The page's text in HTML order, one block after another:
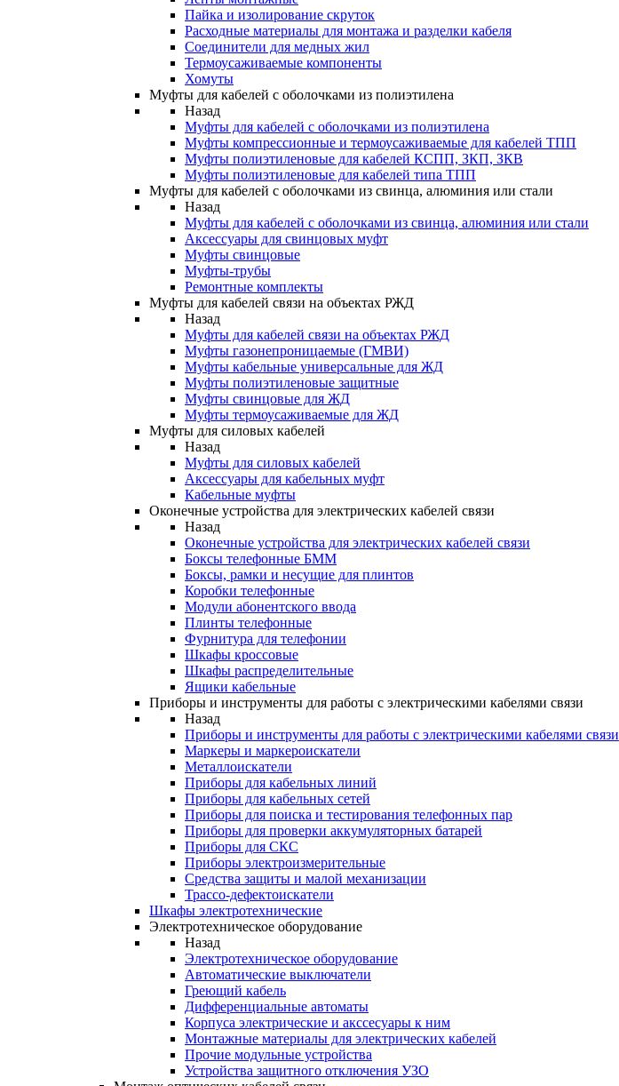
Пайка и изолирование скруток
Расходные материалы для монтажа и разделки кабеля
Соединители для медных жил
Термоусаживаемые компоненты
Хомуты
Муфты для кабелей с оболочками из полиэтилена
Назад
Муфты для кабелей с оболочками из полиэтилена
Муфты компрессионные и термоусаживаемые для кабелей ТПП
Муфты полиэтиленовые для кабелей КСПП, ЗКП, ЗКВ
Муфты полиэтиленовые для кабелей типа ТПП
Муфты для кабелей с оболочками из свинца, алюминия или стали
Назад
Муфты для кабелей с оболочками из свинца, алюминия или стали
Аксессуары для свинцовых муфт
Муфты свинцовые
Муфты-трубы
Ремонтные комплекты
Муфты для кабелей связи на объектах РЖД
Назад
Муфты для кабелей связи на объектах РЖД
Муфты газонепроницаемые (ГМВИ)
Муфты кабельные универсальные для ЖД
Муфты полиэтиленовые защитные
Муфты свинцовые для ЖД
Муфты термоусаживаемые для ЖД
Муфты для силовых кабелей
Назад
Муфты для силовых кабелей
Аксессуары для кабельных муфт
Кабельные муфты
Оконечные устройства для электрических кабелей связи
Назад
Оконечные устройства для электрических кабелей связи
Боксы телефонные БММ
Боксы, рамки и несущие для плинтов
Коробки телефонные
Модули абонентского ввода
Плинты телефонные
Фурнитура для телефонии
Шкафы кроссовые
Шкафы распределительные
Ящики кабельные
Приборы и инструменты для работы с электрическими кабелями связи
Назад
Приборы и инструменты для работы с электрическими кабелями связи
Маркеры и маркероискатели
Металлоискатели
Приборы для кабельных линий
Приборы для кабельных сетей
Приборы для поиска и тестирования телефонных пар
Приборы для проверки аккумуляторных батарей
Приборы для СКС
Приборы электроизмерительные
Средства защиты и малой механизации
Трассо-дефектоискатели
Шкафы электротехнические
Электротехническое оборудование
Назад
Электротехническое оборудование
Автоматические выключатели
Греющий кабель
Дифференциальные автоматы
Корпуса электрические и акссесуары к ним
Монтажные материалы для электрических кабелей
Прочие модульные устройства
Устройства защитного отключения УЗО